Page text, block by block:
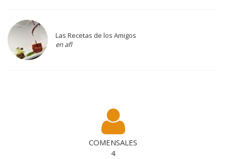
Las Recetas de los Amigos
en afl
COMENSALES
4